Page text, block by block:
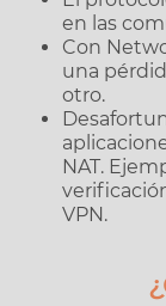
en las
Con
una
otro.
NAT.
VPN.